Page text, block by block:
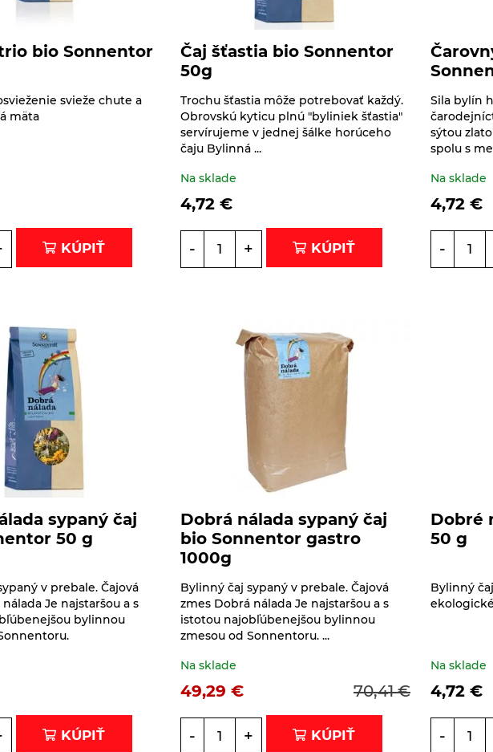
bio Sonnentor
svieže chute a
mäta
KÚPIŤ
Čaj šťastia bio Sonnentor
50g
Trochu šťastia môže potrebovať každý.
Obrovskú kyticu plnú "byliniek šťastia"
servírujeme v jednej šálke horúceho
čaju Bylinná ...
Na sklade
4,72 €
- + KÚPIŤ
Sila bylín
sýtou
spolu s
Na sklade
4,72 €
-
sypaný čaj
50 g
v prebale. Čajová
Je najstaršou a s
bylinnou
KÚPIŤ
Dobrá nálada sypaný čaj
bio Sonnentor gastro
1000g
Bylinný čaj sypaný v prebale. Čajová
zmes Dobrá nálada Je najstaršou a s
istotou najobľúbenejšou bylinnou
zmesou od Sonnentoru. ...
Na sklade
49,29 € 70,41€
- + KÚPIŤ
Dobré
50 g
Bylinný
Na sklade
4,72 €
-